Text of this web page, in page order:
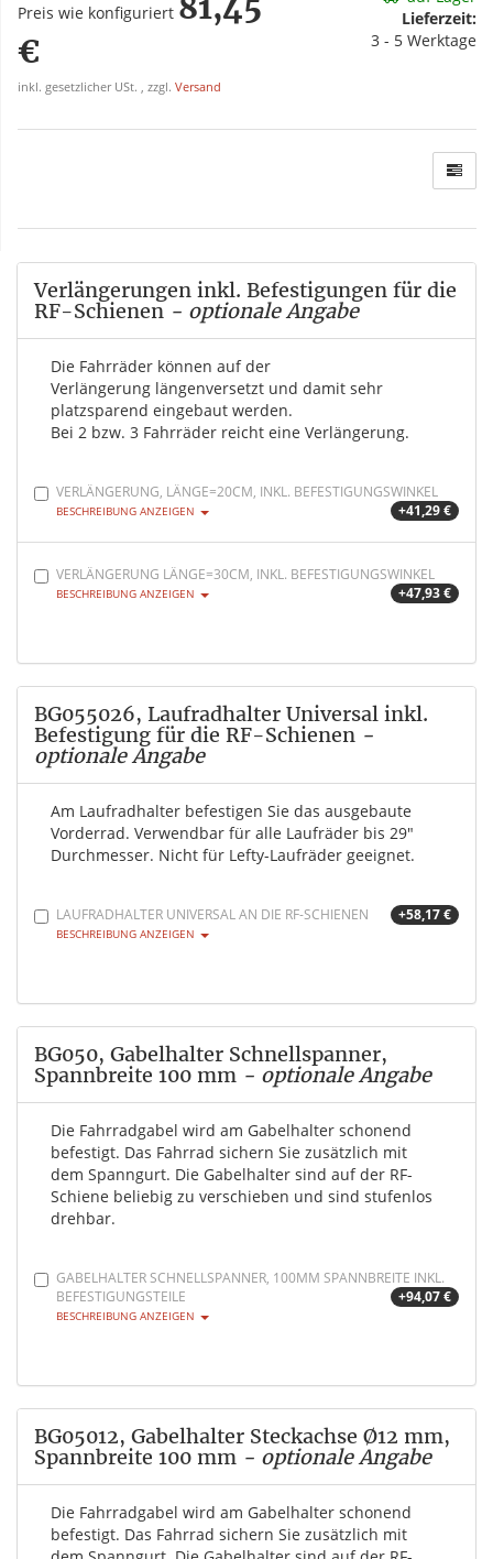
Preis wie konfiguriert 81,45
€
inkl. gesetzlicher USt. , zzgl. Versand
Lieferzeit:
3 - 5 Werktage
Verlängerungen inkl. Befestigungen für die
RF-Schienen - optionale Angabe
Die Fahrräder können auf der
Verlängerung längenversetzt und damit sehr
platzsparend eingebaut werden.
Bei 2 bzw. 3 Fahrräder reicht eine Verlängerung.
VERLÄNGERUNG, LÄNGE=20CM, INKL. BEFESTIGUNGSWINKEL
+41,29 €
BESCHREIBUNG ANZEIGEN
VERLÄNGERUNG LÄNGE=30CM, INKL. BEFESTIGUNGSWINKEL
+47,93 €
BESCHREIBUNG ANZEIGEN
BG055026, Laufradhalter Universal inkl.
Befestigung für die RF-Schienen -
optionale Angabe
Am Laufradhalter befestigen Sie das ausgebaute
Vorderrad. Verwendbar für alle Laufräder bis 29"
Durchmesser. Nicht für Lefty-Laufräder geeignet.
LAUFRADHALTER UNIVERSAL AN DIE RF-SCHIENEN +58,17 €
BESCHREIBUNG ANZEIGEN
BG050, Gabelhalter Schnellspanner,
Spannbreite 100 mm - optionale Angabe
Die Fahrradgabel wird am Gabelhalter schonend
befestigt. Das Fahrrad sichern Sie zusätzlich mit
dem Spanngurt. Die Gabelhalter sind auf der RF-
Schiene beliebig zu verschieben und sind stufenlos
drehbar.
GABELHALTER SCHNELLSPANNER, 100MM SPANNBREITE INKL.
BEFESTIGUNGSTEILE
+94,07 €
BESCHREIBUNG ANZEIGEN
BG05012, Gabelhalter Steckachse Ø12 mm,
Spannbreite 100 mm - optionale Angabe
Die Fahrradgabel wird am Gabelhalter schonend
befestigt. Das Fahrrad sichern Sie zusätzlich mit